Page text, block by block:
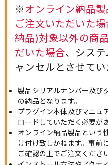
※オンライン納品
ご注文いただいた
納品)対象以外の商
だいた場合、シス
ャンセルとさせてい
製品シリアルナンバー及び
の納品となります。
プラグイン本体及びマニュ
ロードしていただく必要が
オンライン納品製品という
け付け致しかねます。事前
ご確認の上でご注文ください